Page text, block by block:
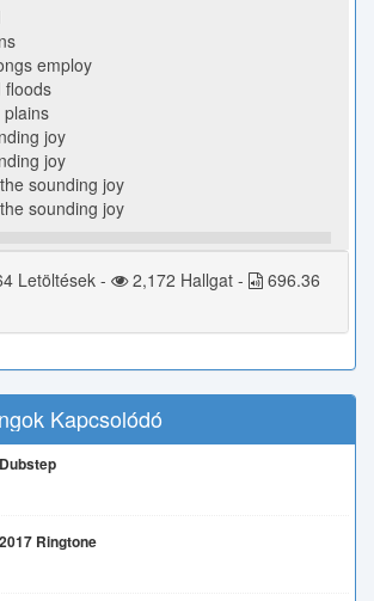
employ
floods
plains
joy
joy
sounding joy
sounding joy
Letöltések - 2,172 Hallgat -
696.36
Kapcsolódó
Ringtone